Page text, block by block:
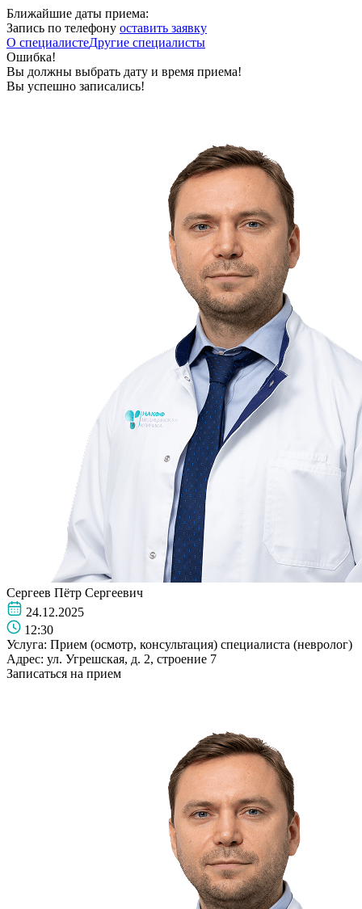
Ближайшие даты приема:
Запись по телефону оставить заявку
О специалистеДругие специалисты
Ошибка!
Вы должны выбрать дату и время приема!
Вы успешно записались!
Сергеев Пётр Сергеевич
24.12.2025
12:30
Услуга: Прием (осмотр, консультация) специалиста (невролог)
Адрес: ул. Угрешская, д. 2, строение 7
Записаться на прием